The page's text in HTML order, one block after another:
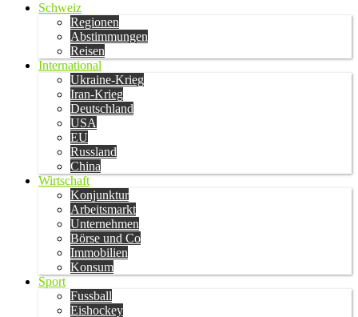
Schweiz
Regionen
Abstimmungen
Reisen
International
Ukraine-Krieg
Iran-Krieg
Deutschland
USA
EU
Russland
China
Wirtschaft
Konjunktur
Arbeitsmarkt
Unternehmen
Börse und Co
Immobilien
Konsum
Sport
Fussball
Eishockey